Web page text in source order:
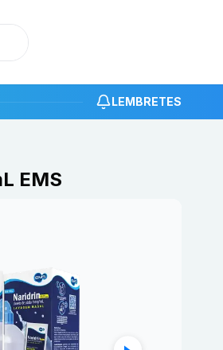
LEMBRETES
EMS